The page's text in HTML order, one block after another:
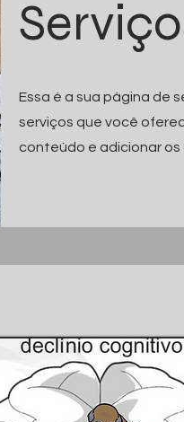
Essa é a sua página de
serviços que você
conteúdo e adicionar